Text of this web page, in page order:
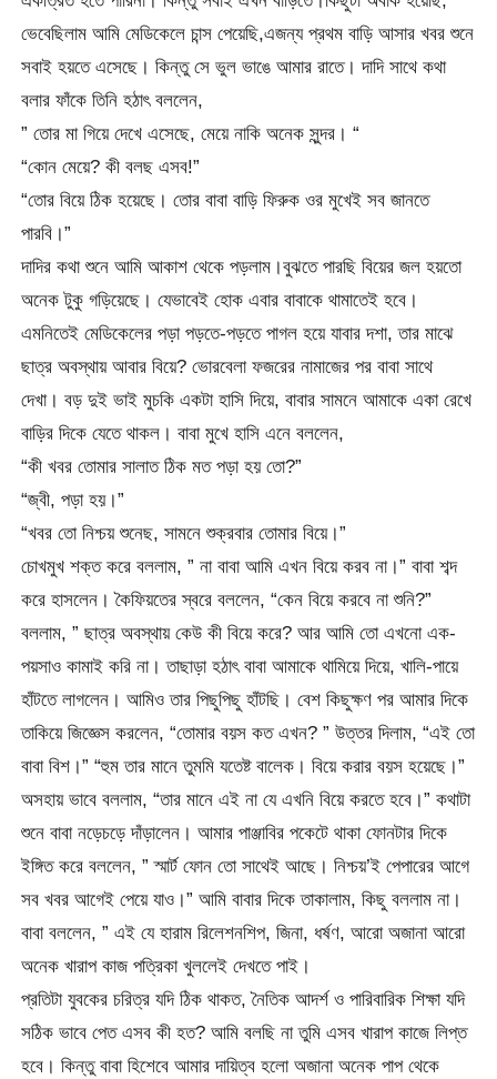
ভেবেছিলাম আমি মেডিকেলে চান্স পেয়েছি,এজন্য প্রথম বাড়ি আসার খবর শুনে
সবাই হয়তে এসেছে। কিন্তু সে ভুল ভাঙে আমার রাতে। দাদি সাথে কথা
বলার ফাঁকে তিনি হঠাৎ বললেন,
” তোর মা গিয়ে দেখে এসেছে, মেয়ে নাকি অনেক সুন্দর। “
“কোন মেয়ে? কী বলছ এসব!”
“তোর বিয়ে ঠিক হয়েছে। তোর বাবা বাড়ি ফিরুক ওর মুখেই সব জানতে
পারবি।”
দাদির কথা শুনে আমি আকাশ থেকে পড়লাম।বুঝতে পারছি বিয়ের জল হয়তো
অনেক টুকু গড়িয়েছে। যেভাবেই হোক এবার বাবাকে থামাতেই হবে।
এমনিতেই মেডিকেলের পড়া পড়তে-পড়তে পাগল হয়ে যাবার দশা, তার মাঝে
ছাত্র অবস্থায় আবার বিয়ে? ভোরবেলা ফজরের নামাজের পর বাবা সাথে
দেখা। বড় দুই ভাই মুচকি একটা হাসি দিয়ে, বাবার সামনে আমাকে একা রেখে
বাড়ির দিকে যেতে থাকল। বাবা মুখে হাসি এনে বললেন,
“কী খবর তোমার সালাত ঠিক মত পড়া হয় তো?”
“জ্বী, পড়া হয়।”
“খবর তো নিশ্চয় শুনেছ, সামনে শুক্রবার তোমার বিয়ে।”
চোখমুখ শক্ত করে বললাম, ” না বাবা আমি এখন বিয়ে করব না।” বাবা শব্দ
করে হাসলেন। কৈফিয়তের স্বরে বললেন, “কেন বিয়ে করবে না শুনি?”
বললাম, ” ছাত্র অবস্থায় কেউ কী বিয়ে করে? আর আমি তো এখনো এক-
পয়সাও কামাই করি না। তাছাড়া হঠাৎ বাবা আমাকে থামিয়ে দিয়ে, খালি-পায়ে
হাঁটতে লাগলেন। আমিও তার পিছুপিছু হাঁটছি। বেশ কিছুক্ষণ পর আমার দিকে
তাকিয়ে জিজ্ঞেস করলেন, “তোমার বয়স কত এখন? ” উত্তর দিলাম, “এই তো
বাবা বিশ।” “হুম তার মানে তুমমি যতেষ্ট বালেক। বিয়ে করার বয়স হয়েছে।”
অসহায় ভাবে বললাম, “তার মানে এই না যে এখনি বিয়ে করতে হবে।” কথাটা
শুনে বাবা নড়েচড়ে দাঁড়ালেন। আমার পাঞ্জাবির পকেটে থাকা ফোনটার দিকে
ইঙ্গিত করে বললেন, ” স্মার্ট ফোন তো সাথেই আছে। নিশ্চয়’ই পেপারের আগে
সব খবর আগেই পেয়ে যাও।” আমি বাবার দিকে তাকালাম, কিছু বললাম না।
বাবা বললেন, ” এই যে হারাম রিলেশনশিপ, জিনা, ধর্ষণ, আরো অজানা আরো
অনেক খারাপ কাজ পত্রিকা খুললেই দেখতে পাই।
প্রতিটা যুবকের চরিত্র যদি ঠিক থাকত, নৈতিক আদর্শ ও পারিবারিক শিক্ষা যদি
সঠিক ভাবে পেত এসব কী হত? আমি বলছি না তুমি এসব খারাপ কাজে লিপ্ত
হবে। কিন্তু বাবা হিশেবে আমার দায়িত্ব হলো অজানা অনেক পাপ থেকে